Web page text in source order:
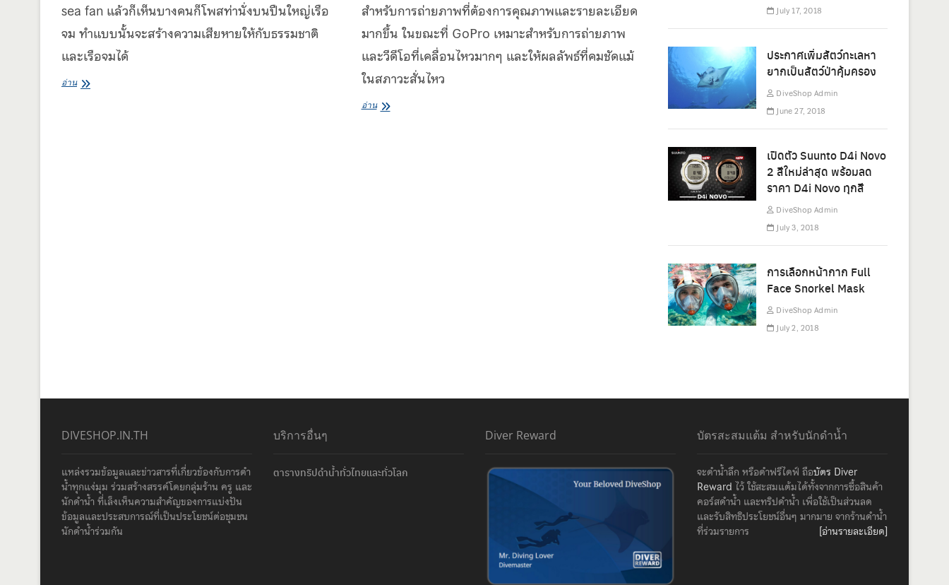
sea fan แล้วก็เห็นบางคนก็โพสท่านั่งบนปืนใหญ่เรือ
จม ทำแบบนั้นจะสร้างความเสียหายให้กับธรรมชาติ
และเรือจมได้
อ่านโพ
สำหรับการถ่ายภาพที่ต้องการคุณภาพและรายละเอียด
มากขึ้น ในขณะที่ GoPro เหมาะสำหรับการถ่ายภาพ
และวีดีโอที่เคลื่อนไหวมากๆ และให้ผลลัพธ์ที่คมชัดแม้
ในสภาวะสั่นไหว
อ่านกล้อง
July 17, 2018
ประกาศเพิ่มสัตว์ทะเลหา
ยากเป็นสัตว์ป่าคุ้มครอง
DiveShop Admin
June 27, 2018
เปิดตัว Suunto D4i Novo
2 สีใหม่ล่าสุด พร้อมลด
ราคา D4i Novo ทุกสี
DiveShop Admin
July 3, 2018
การเลือกหน้ากาก Full
Face Snorkel Mask
DiveShop Admin
July 2, 2018
DIVESHOP.IN.TH
แหล่งรวมข้อมูลและข่าวสารที่เกี่ยวข้องกับการดำ
น้ำทุกแง่มุม ร่วมสร้างสรรค์โดยกลุ่มร้าน ครู และ
นักดำน้ำ ที่เล็งเห็นความสำคัญของการแบ่งปัน
ข้อมูลและประสบการณ์ที่เป็นประโยชน์ต่อชุมชน
นักดำน้ำร่วมกัน
บริการอื่นๆ
ตารางทริปดำน้ำทั่วไทยและทั่วโลก
Diver Reward บัตรสะสมแต้ม สำหรับนักดำน้ำ
จะดำน้ำลึก หรือดำฟรีไดฟ์ ถือบัตร Diver
Reward ไว้ ใช้สะสมแต้มได้ทั้งจากการซื้อสินค้า
คอร์สดำน้ำ และทริปดำน้ำ เพื่อใช้เป็นส่วนลด
และรับสิทธิประโยชน์อื่นๆ มากมาย จากร้านดำน้ำ
ที่ร่วมรายการ
[อ่านรายละเอียด]